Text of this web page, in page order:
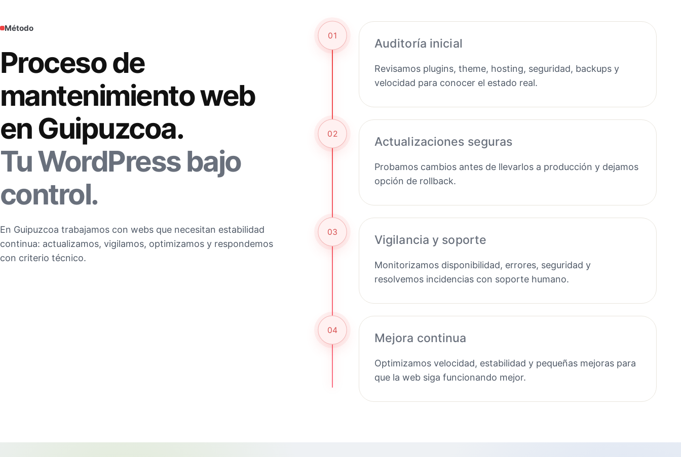
Método
Proceso de
mantenimiento web
en Guipuzcoa.
Tu WordPress bajo
control.
En Guipuzcoa trabajamos con webs que necesitan estabilidad
continua: actualizamos, vigilamos, optimizamos y respondemos
con criterio técnico.
01
Auditoría inicial
Revisamos plugins, theme, hosting, seguridad, backups y
velocidad para conocer el estado real.
02
Actualizaciones seguras
Probamos cambios antes de llevarlos a producción y dejamos
opción de rollback.
03
Vigilancia y soporte
Monitorizamos disponibilidad, errores, seguridad y
resolvemos incidencias con soporte humano.
04
Mejora continua
Optimizamos velocidad, estabilidad y pequeñas mejoras para
que la web siga funcionando mejor.